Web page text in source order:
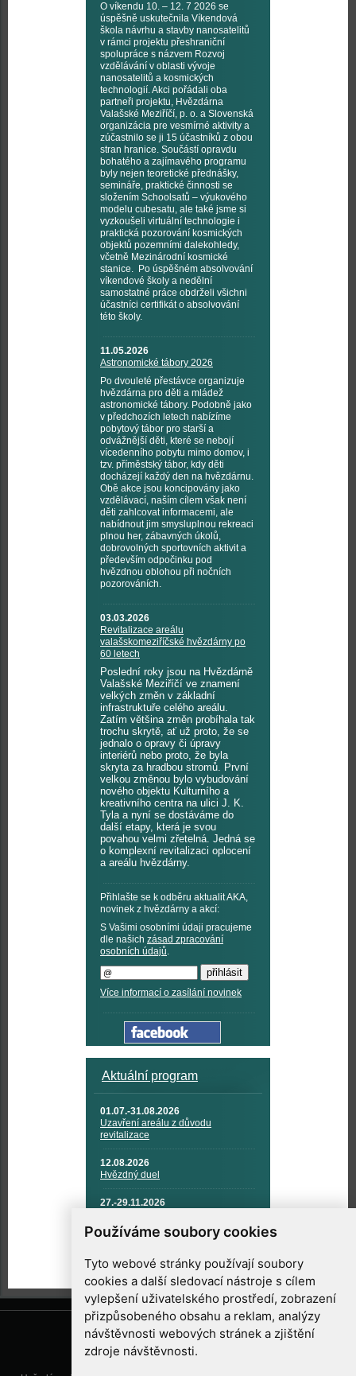
Používáme soubory cookies
Tyto webové stránky používají soubory
cookies a další sledovací nástroje s cílem
vylepšení uživatelského prostředí, zobrazení
přizpůsobeného obsahu a reklam, analýzy
návštěvnosti webových stránek a zjištění
zdroje návštěvnosti.
O víkendu 10. – 12. 7 2026 se
úspěšně uskutečnila Víkendová
škola návrhu a stavby nanosatelitů
v rámci projektu přeshraniční
spolupráce s názvem Rozvoj
vzdělávání v oblasti vývoje
nanosatelitů a kosmických
technologií. Akci pořádali oba
partneři projektu, Hvězdárna
Valašské Meziříčí, p. o. a Slovenská
organizácia pre vesmírné aktivity a
zúčastnilo se ji 15 účastníků z obou
stran hranice. Součástí opravdu
bohatého a zajímavého programu
byly nejen teoretické přednášky,
semináře, praktické činnosti se
složením Schoolsatů – výukového
modelu cubesatu, ale také jsme si
vyzkoušeli virtuální technologie i
praktická pozorování kosmických
objektů pozemními dalekohledy,
včetně Mezinárodní kosmické
stanice. Po úspěšném absolvování
víkendové školy a nedělní
samostatné práce obdrželi všichni
účastníci certifikát o absolvování
této školy.
11.05.2026
Astronomické tábory 2026
Po dvouleté přestávce organizuje
hvězdárna pro děti a mládež
astronomické tábory. Podobně jako
v předchozích letech nabízíme
pobytový tábor pro starší a
odvážnější děti, které se nebojí
vícedenního pobytu mimo domov, i
tzv. příměstský tábor, kdy děti
docházejí každý den na hvězdárnu.
Obě akce jsou koncipovány jako
vzdělávací, naším cílem však není
děti zahlcovat informacemi, ale
nabídnout jim smysluplnou rekreaci
plnou her, zábavných úkolů,
dobrovolných sportovních aktivit a
především odpočinku pod
hvězdnou oblohou při nočních
pozorováních.
03.03.2026
Revitalizace areálu
valašskomeziříčské hvězdárny po
60 letech
Poslední roky jsou na Hvězdárně
Valašské Meziříčí ve znamení
velkých změn v základní
infrastruktuře celého areálu.
Zatím většina změn probíhala tak
trochu skrytě, ať už proto, že se
jednalo o opravy či úpravy
interiérů nebo proto, že byla
skryta za hradbou stromů. První
velkou změnou bylo vybudování
nového objektu Kulturního a
kreativního centra na ulici J. K.
Tyla a nyní se dostáváme do
další etapy, která je svou
povahou velmi zřetelná. Jedná se
o komplexní revitalizaci oplocení
a areálu hvězdárny.
Přihlašte se k odběru aktualit AKA,
novinek z hvězdárny a akcí:
S Vašimi osobními údaji pracujeme
dle našich zásad zpracování
osobních údajů.
Více informací o zasílání novinek
Aktuální program
01.07.-31.08.2026
Uzavření areálu z důvodu
revitalizace
12.08.2026
Hvězdný duel
27.-29.11.2026
TECHNIKA A KOSMICKÉ
TECHNOLOGIE